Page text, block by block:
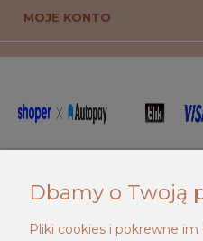
MOJE KONTO
Dbamy o Twoją
Pliki cookies i pokrewne